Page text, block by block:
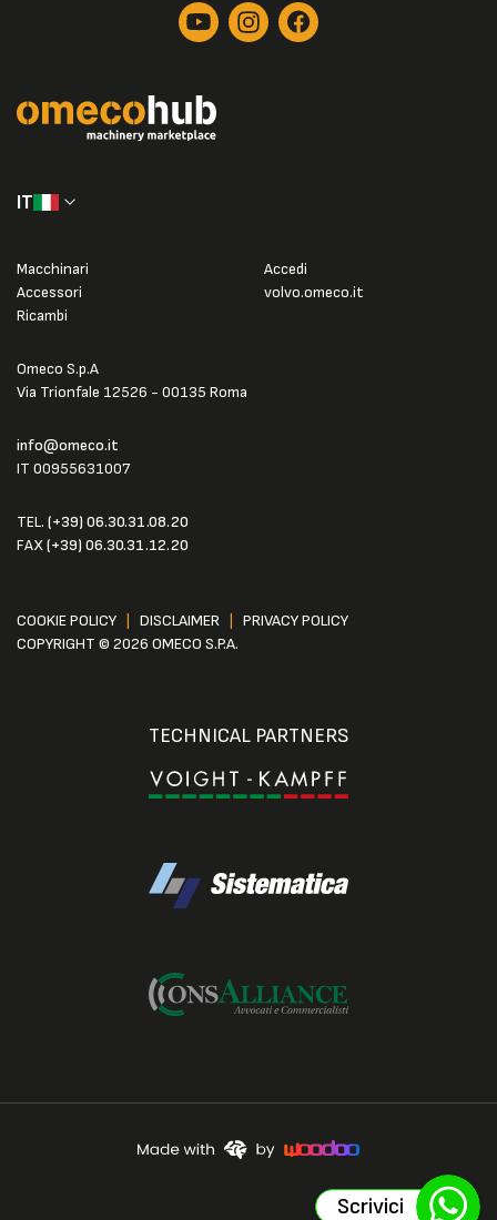
IT
Omeco S.p.A
Via Trionfale 12526 - 00135 Roma
info@omeco.it
IT 00955631007
TEL. (+39) 06.30.31.08.20
FAX(+39) 06.30.31.12.20
Macchinari
Accessori
Ricambi
Accedi
volvo.omeco.it
COOKIE POLICY DISCLAIMER
PRIVACY POLICY
COPYRIGHT © 2026 OMECO S.P.A.
TECHNICAL PARTNERS
Scrivici